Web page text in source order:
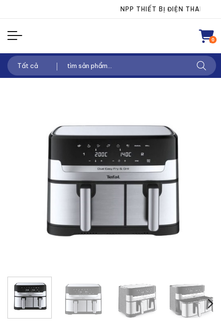
nội
dung
NPP THIẾT BỊ ĐIỆN THANH CHÂU
0
Tìm
kiếm: